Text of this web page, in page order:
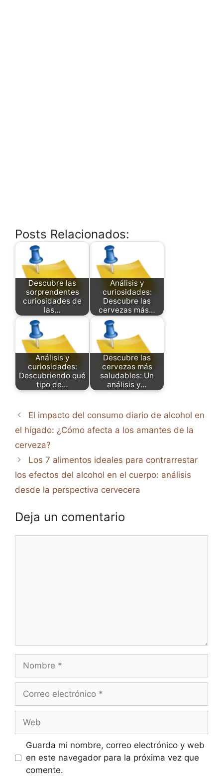
Posts Relacionados:
Descubre las
sorprendentes
curiosidades de
las…
Análisis y
curiosidades:
Descubre las
cervezas más…
Análisis y
curiosidades:
Descubriendo qué
tipo de…
Descubre las
cervezas más
saludables: Un
análisis y…
El impacto del consumo diario de alcohol en
el hígado: ¿Cómo afecta a los amantes de la
cerveza?
Los 7 alimentos ideales para contrarrestar
los efectos del alcohol en el cuerpo: análisis
desde la perspectiva cervecera
Deja un comentario
electrónico
Guarda mi nombre, correo electrónico y web
en este navegador para la próxima vez que
comente.